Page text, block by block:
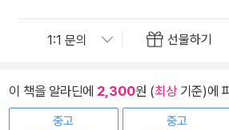
선물하기
이 책을 알라딘에 2,300원 (최상기준)에
중고
중고